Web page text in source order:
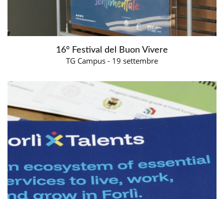
16° Festival del Buon Vivere
TG Campus - 19 settembre